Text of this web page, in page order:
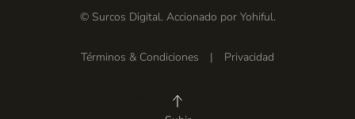
© Surcos Digital. Accionado por Yohiful.
Términos & Condiciones | Privacidad